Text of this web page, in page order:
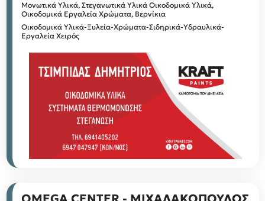
Μονωτικά Υλικά, Στεγανωτικά Υλικά Οικοδομικά Υλικά,
Οικοδομικά Εργαλεία Χρώματα, Βερνίκια
Οικοδομικά Υλικά-Ξυλεία-Χρώματα-Σιδηρικά-Υδραυλικά-
Εργαλεία Χειρός